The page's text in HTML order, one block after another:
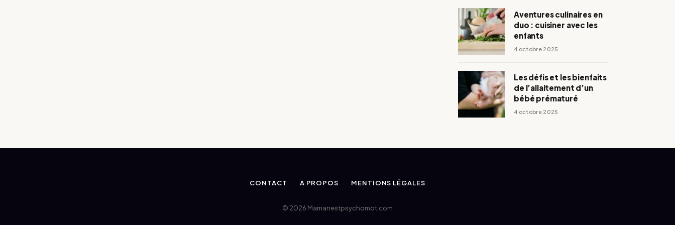
Aventures culinaires en
duo : cuisiner avec les
enfants
4 octobre 2025
Les défis et les bienfaits
de l’allaitement d’un
bébé prématuré
4 octobre 2025
CONTACT A PROPOS MENTIONS LÉGALES
© 2026 Mamanestpsychomot.com